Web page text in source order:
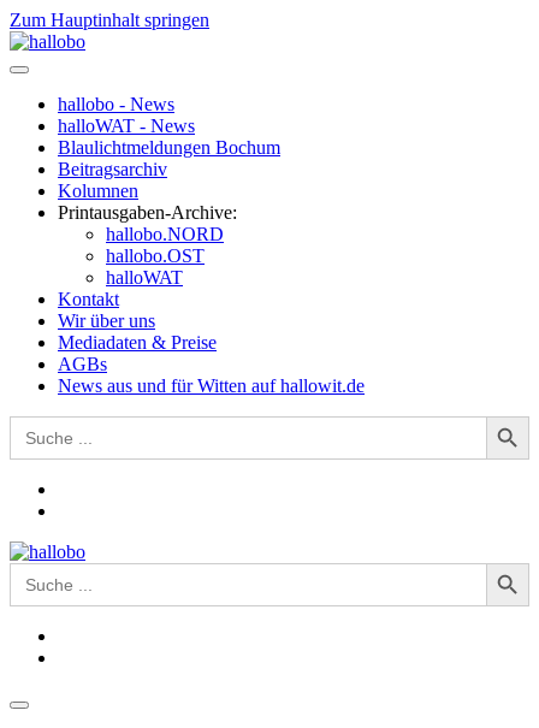
Zum Hauptinhalt springen
hallobo - News
halloWAT - News
Blaulichtmeldungen Bochum
Beitragsarchiv
Kolumnen
Printausgaben-Archive:
hallobo.NORD
hallobo.OST
halloWAT
Kontakt
Wir über uns
Mediadaten & Preise
AGBs
News aus und für Witten auf hallowit.de
Search
for:
Search Button
Search
for:
Search Button